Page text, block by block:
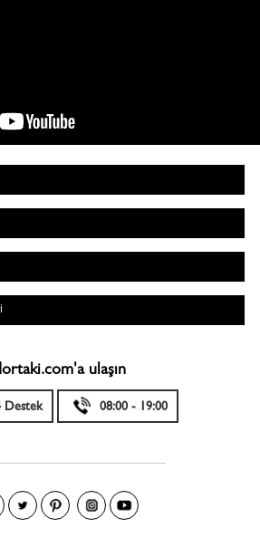
ulaşın
Destek 08:00 - 19:00